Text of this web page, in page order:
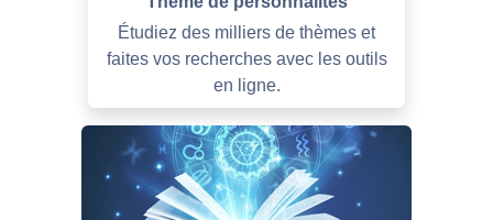
Étudiez des milliers de thèmes et
faites vos recherches avec les outils
en ligne.